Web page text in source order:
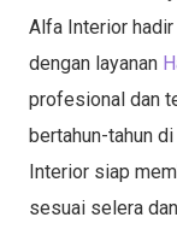
Alfa Interior hadir
dengan layanan
profesional dan
bertahun-tahun
Interior siap
sesuai selera